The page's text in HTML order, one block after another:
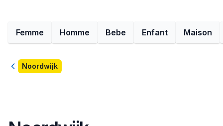
Femme Homme Bebe Enfant Maison
RetourNoordwijk